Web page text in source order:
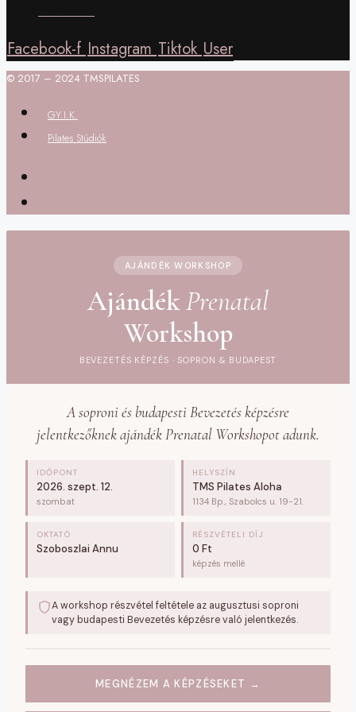
Facebook-f Instagram Tiktok User
© 2017 – 2024 TMSPILATES
GY.I.K.
Pilates Stúdiók
AJÁNDÉK WORKSHOP
AjándékPrenatal
Workshop
BEVEZETÉS KÉPZÉS · SOPRON & BUDAPEST
A soproni és budapesti Bevezetés képzésre
jelentkezőknek ajándék Prenatal Workshopot adunk.
IDŐPONT
2026. szept. 12.
szombat
HELYSZÍN
TMS Pilates Aloha
1134 Bp., Szabolcs u. 19-21.
OKTATÓ
Szoboszlai Annu
RÉSZVÉTELI DÍJ
0 Ft
képzés mellé
A workshop részvétel feltétele az augusztusi soproni
vagy budapesti Bevezetés képzésre való jelentkezés.
MEGNÉZEM A KÉPZÉSEKET →